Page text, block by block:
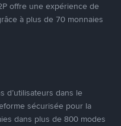
offre une expérience de
à plus de 70 monnaies
d’utilisateurs dans le
sécurisée pour la
dans plus de 800 modes